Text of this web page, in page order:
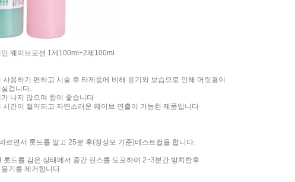
웨이브로션 1제100ml+2제100ml
사용하기 편하고 시술 후 타제품에 비해 윤기와 보습으로 인해 머릿결이
겁니다.
나지 않으며 향이 좋습니다
시간이 절약되고 자연스러운 웨이브 연출이 가능한 제품입니다
르면서 롯드를 말고 25분 후(정상모 기준)테스트컬을 합니다.
롯드를 감은 상태에서 중간 린스를 도포하여 2~3분간 방치한후
기를 제거합니다.